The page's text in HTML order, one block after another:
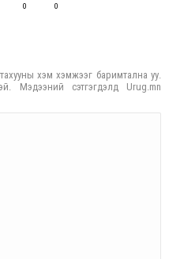
0 0
хэм хэмжээг баримтална уу.
Мэдээний сэтгэгдэлд Urug.mn